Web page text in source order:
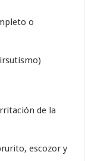
o
de la
escozor y